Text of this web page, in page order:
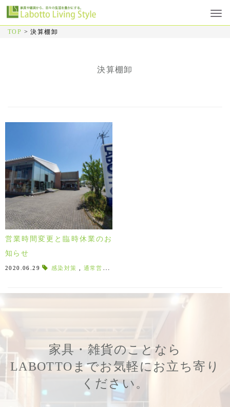
TOP >決算棚卸
決算棚卸
営業時間変更と臨時休業のお
知らせ
2020.06.29 感染対策 通常営業
家具・雑貨のことなら
LABOTTOまでお気軽にお立ち寄り
ください。